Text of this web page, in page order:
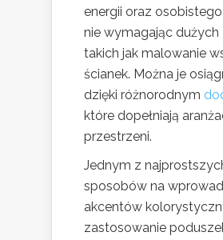
energii oraz
nie wymagając dużych
takich jak malowanie
ścianek. Można je
dzięki różnorodnym
które dopełniają
przestrzeni.
Jednym z
sposobów na
akcentów
zastosowanie